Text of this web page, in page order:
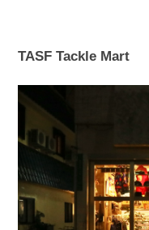
TASF Tackle Mart